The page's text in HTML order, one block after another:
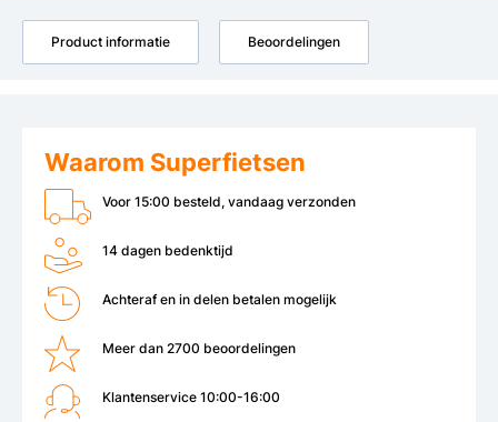
Product informatie Beoordelingen
Waarom Superfietsen
Voor 15:00 besteld, vandaag verzonden
14 dagen bedenktijd
Achteraf en in delen betalen mogelijk
Meer dan 2700 beoordelingen
Klantenservice 10:00-16:00